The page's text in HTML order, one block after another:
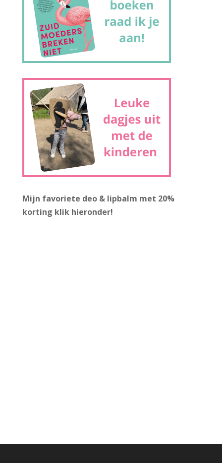
Mijn favoriete deo & lipbalm met 20%
korting klik hieronder!